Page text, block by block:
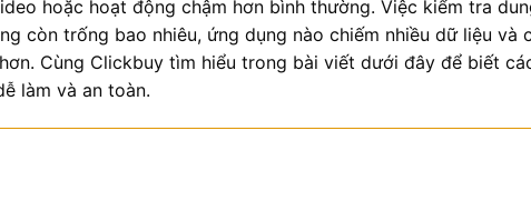
hoặc hoạt động chậm hơn bình thường. Việc kiểm tra
còn trống bao nhiêu, ứng dụng nào chiếm nhiều dữ liệu và
Cùng Clickbuy tìm hiểu trong bài viết dưới đây để biết
làm và an toàn.